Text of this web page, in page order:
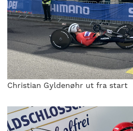
Christian Gyldenøhr ut fra start